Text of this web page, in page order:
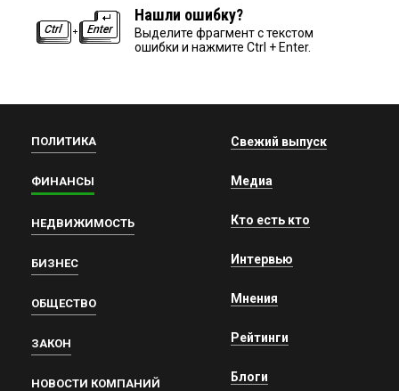
Нашли ошибку?
Выделите фрагмент с текстом
ошибки и нажмите Ctrl + Enter.
ПОЛИТИКА
ФИНАНСЫ
НЕДВИЖИМОСТЬ
БИЗНЕС
ОБЩЕСТВО
ЗАКОН
НОВОСТИ КОМПАНИЙ
Свежий выпуск
Медиа
Кто есть кто
Интервью
Мнения
Рейтинги
Блоги